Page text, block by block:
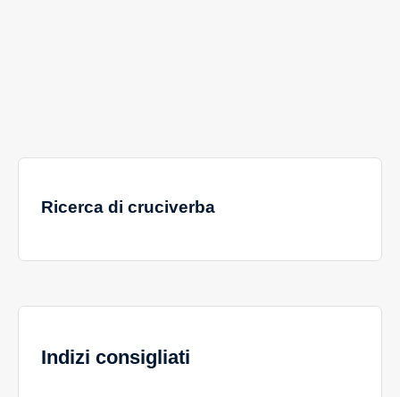
Ricerca di cruciverba
Indizi consigliati